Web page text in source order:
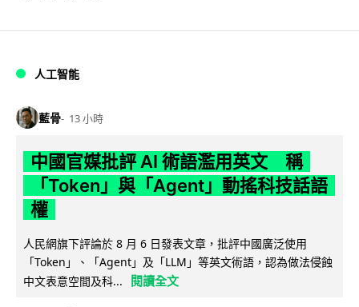
人工智能
藍骨 13 小時
中國官媒批評 AI 術語濫用英文 稱
「Token」與「Agent」動搖科技話語
權
人民網旗下評論於 8 月 6 日發表文章，批評中國廣泛使用
「Token」、「Agent」及「LLM」等英文術語，認為做法侵蝕
中文表意空間及科...
閱讀全文